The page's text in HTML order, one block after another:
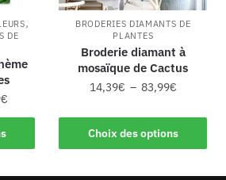
,
DE
€
BRODERIES DIAMANTS DE
PLANTES
Broderie diamant à
mosaïque de Cactus
14,39€ – 83,99€
Choix des options